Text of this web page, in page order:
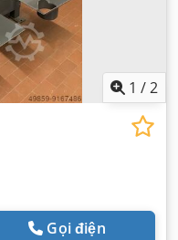
1 /2
Gọi điện